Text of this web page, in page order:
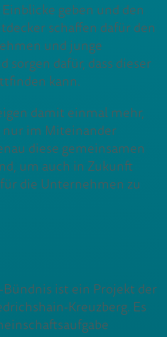
geben und den
schaffen dafür den
und junge
sorgen dafür, dass dieser
kann.
damit einmal mehr,
nur im Miteinander
diese gemeinsamen
um auch in Zukunft
die Unternehmen zu
Bündnis ist ein Projekt der
Kreuzberg. Es